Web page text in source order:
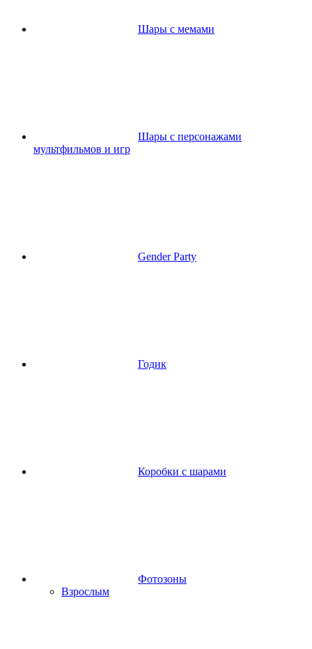
Шары с мемами
Шары с персонажами
мультфильмов и игр
Gender Party
Годик
Коробки с шарами
Фотозоны
Взрослым